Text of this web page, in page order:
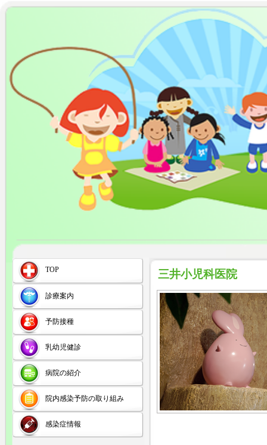
TOP
診療案内
予防接種
乳幼児健診
病院の紹介
院内感染予防の取り組み
感染症情報
三井小児科医院